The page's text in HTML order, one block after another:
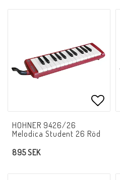
HOHNER 9426/26
Melodica Student 26 Röd
895 SEK